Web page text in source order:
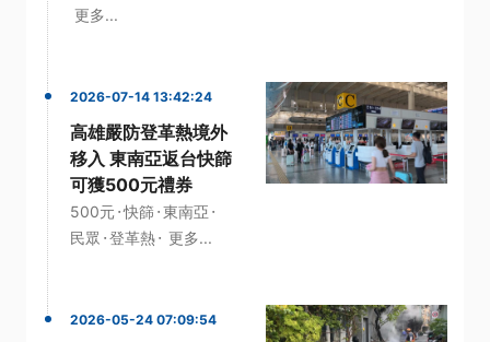
更多...
2026-07-14 13:42:24
高雄嚴防登革熱境外
移入 東南亞返台快篩
可獲500元禮券
500元·快篩 ·東南亞 ·
民眾 ·登革熱· 更多...
2026-05-24 07:09:54